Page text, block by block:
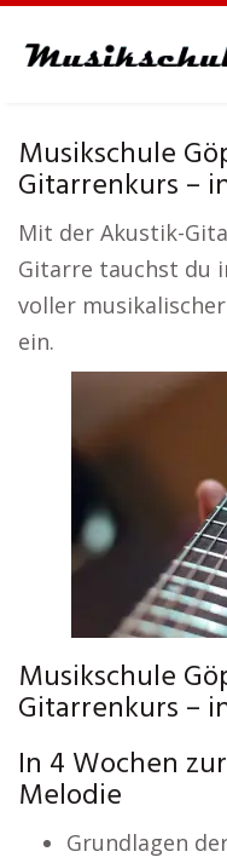
Musikschule
Gitarrenkurs –
Mit der Akustik-
Gitarre tauchst du
voller
ein.
Musikschule
Gitarrenkurs –
In 4 Wochen
Melodie
Grundlagen